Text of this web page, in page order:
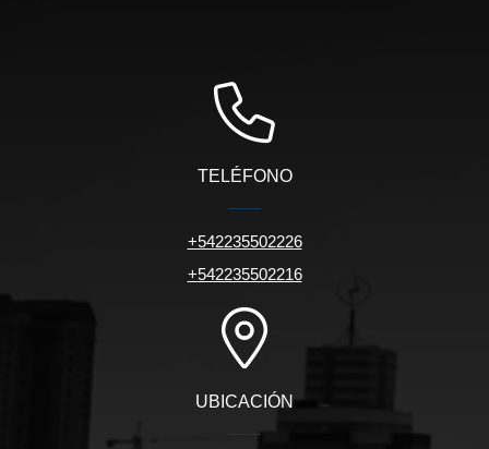
TELÉFONO
+542235502226
+542235502216
UBICACIÓN